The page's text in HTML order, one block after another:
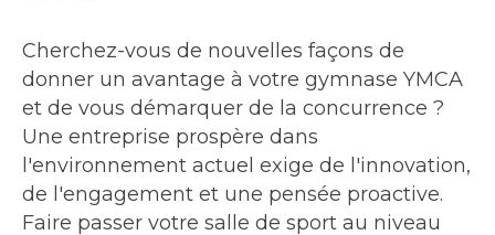
Cherchez-vous de nouvelles façons de
donner un avantage à votre gymnase YMCA
et de vous démarquer de la concurrence ?
Une entreprise prospère dans
l'environnement actuel exige de l'innovation,
de l'engagement et une pensée proactive.
Faire passer votre salle de sport au niveau